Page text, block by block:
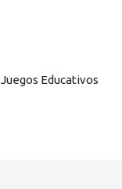
Juegos Educativos